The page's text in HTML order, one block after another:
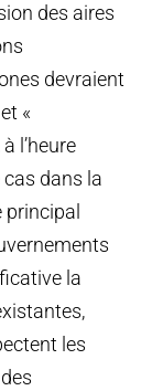
des aires
devraient
«
l’heure
cas dans la
principal
la
les